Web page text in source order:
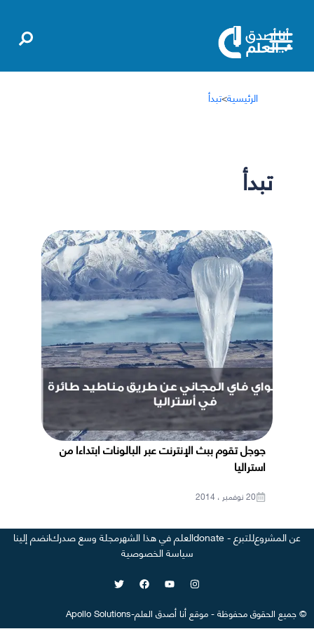
الرئيسية>تبدأ
تبدأ
جوجل تقوم ببث الإنترنت عبر البالونات ابتداءا من
استراليا
20 نوفمبر ، 2014
عن المشروعللتبرع - donate العلم في هذا الشهرمجلة وسع صدركانضم إلينا
سياسة الخصوصية
©جميع الحقوق محفوظة-موقعأنا أصدق العلم-
Apollo Solutions